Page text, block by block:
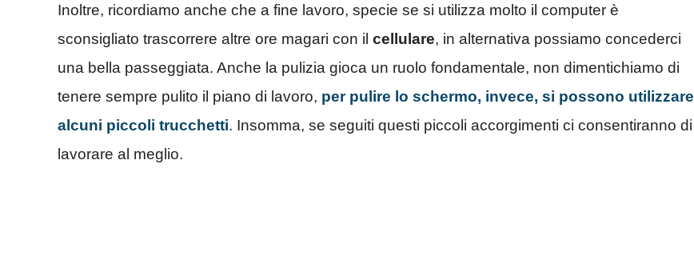
Inoltre, ricordiamo anche che a fine lavoro, specie se si utilizza molto il computer è
sconsigliato trascorrere altre ore magari con il cellulare, in alternativa possiamo concederci
una bella passeggiata. Anche la pulizia gioca un ruolo fondamentale, non dimentichiamo di
tenere sempre pulito il piano di lavoro, per pulire lo schermo, invece, si possono utilizzare
alcuni piccoli trucchetti. Insomma, se seguiti questi piccoli accorgimenti ci consentiranno di
lavorare al meglio.